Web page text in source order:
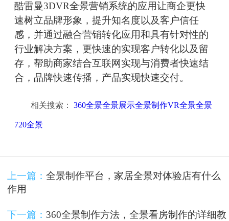
酷雷曼3DVR全景营销系统的应用让商企更快
速树立品牌形象，提升知名度以及客户信任
感，并通过融合营销转化应用和具有针对性的
行业解决方案，更快速的实现客户转化以及留
存，帮助商家结合互联网实现与消费者快速结
合，品牌快速传播，产品实现快速交付。
相关搜索： 360全景全景展示全景制作VR全景全景
720全景
上一篇： 全景制作平台，家居全景对体验店有什么
作用
下一篇： 360全景制作方法，全景看房制作的详细教